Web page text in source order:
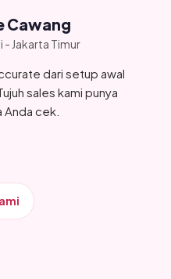
Cawang
- Jakarta Timur
dari setup awal
sales kami punya
cek.